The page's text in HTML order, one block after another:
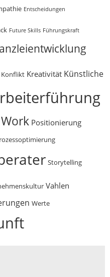
Entscheidungen
Future Skills Führungskraft
Konflikt Kreativität Künstliche
Positionierung
Storytelling
Vahlen
Werte